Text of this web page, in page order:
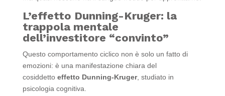
L’effetto Dunning-Kruger: la
trappola mentale
dell’investitore “convinto”
Questo comportamento ciclico non è solo un fatto di
emozioni: è una manifestazione chiara del
cosiddetto effetto Dunning-Kruger, studiato in
psicologia cognitiva.